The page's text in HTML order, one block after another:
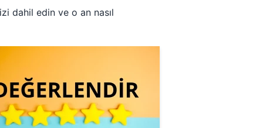
dahil edin ve o an nasıl